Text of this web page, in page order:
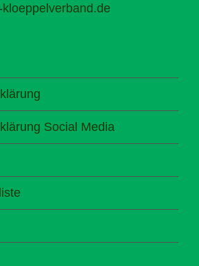
Social Media